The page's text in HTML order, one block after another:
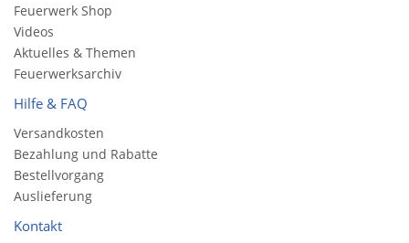
Feuerwerk Shop
Videos
Aktuelles & Themen
Feuerwerksarchiv
Hilfe & FAQ
Versandkosten
Bezahlung und Rabatte
Bestellvorgang
Auslieferung
Kontakt